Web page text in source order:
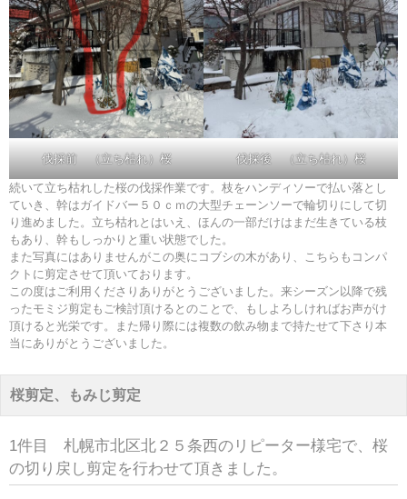
伐採前 （立ち枯れ）桜 伐採後 （立ち枯れ）桜
続いて立ち枯れした桜の伐採作業です。枝をハンディソーで払い落とし
ていき、幹はガイドバー５０ｃｍの大型チェーンソーで輪切りにして切
り進めました。立ち枯れとはいえ、ほんの一部だけはまだ生きている枝
もあり、幹もしっかりと重い状態でした。
また写真にはありませんがこの奥にコブシの木があり、こちらもコンパ
クトに剪定させて頂いております。
この度はご利用くださりありがとうございました。来シーズン以降で残
ったモミジ剪定もご検討頂けるとのことで、もしよろしければお声がけ
頂けると光栄です。また帰り際には複数の飲み物まで持たせて下さり本
当にありがとうございました。
桜剪定、もみじ剪定
1件目 札幌市北区北２５条西のリピーター様宅で、桜
の切り戻し剪定を行わせて頂きました。